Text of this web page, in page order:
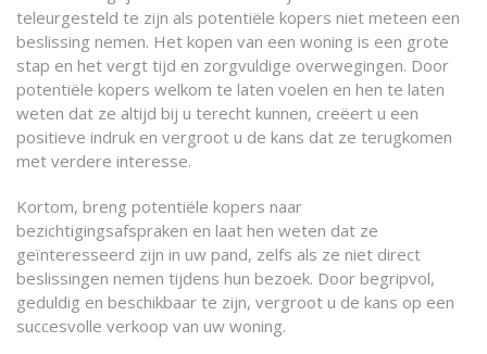
teleurgesteld te zijn als potentiële kopers niet meteen een
beslissing nemen. Het kopen van een woning is een grote
stap en het vergt tijd en zorgvuldige overwegingen. Door
potentiële kopers welkom te laten voelen en hen te laten
weten dat ze altijd bij u terecht kunnen, creëert u een
positieve indruk en vergroot u de kans dat ze terugkomen
met verdere interesse.
Kortom, breng potentiële kopers naar
bezichtigingsafspraken en laat hen weten dat ze
geïnteresseerd zijn in uw pand, zelfs als ze niet direct
beslissingen nemen tijdens hun bezoek. Door begripvol,
geduldig en beschikbaar te zijn, vergroot u de kans op een
succesvolle verkoop van uw woning.